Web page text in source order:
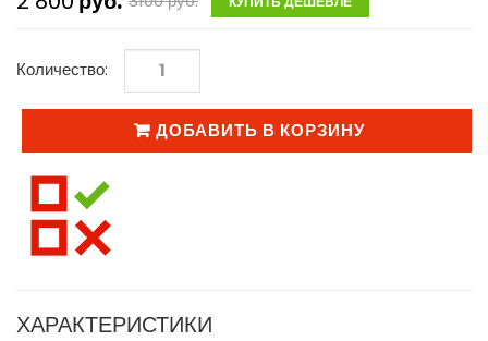
Количество:
ДОБАВИТЬ В КОРЗИНУ
ХАРАКТЕРИСТИКИ